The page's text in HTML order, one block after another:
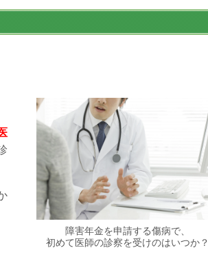
障害年金を申請する傷病で、
初めて医師の診察を受けのはいつか？